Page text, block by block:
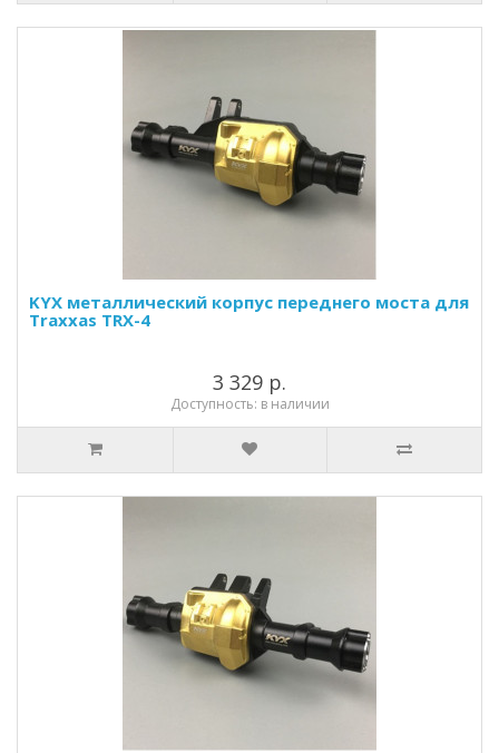
KYX металлический корпус переднего моста для
Traxxas TRX-4
3 329 р.
Доступность: в наличии